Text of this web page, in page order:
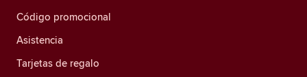
Código promocional
Asistencia
Tarjetas de regalo